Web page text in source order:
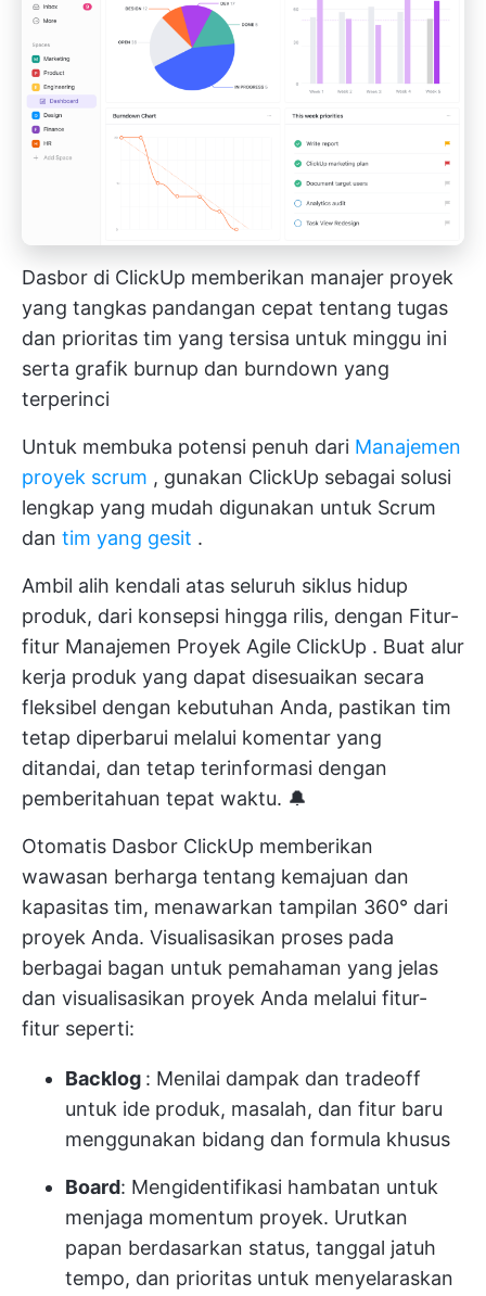
Dasbor di ClickUp memberikan manajer proyek
yang tangkas pandangan cepat tentang tugas
dan prioritas tim yang tersisa untuk minggu ini
serta grafik burnup dan burndown yang
terperinci
Untuk membuka potensi penuh dari Manajemen
proyek scrum , gunakan ClickUp sebagai solusi
lengkap yang mudah digunakan untuk Scrum
dan tim yang gesit .
Ambil alih kendali atas seluruh siklus hidup
produk, dari konsepsi hingga rilis, dengan Fitur-
fitur Manajemen Proyek Agile ClickUp . Buat alur
kerja produk yang dapat disesuaikan secara
fleksibel dengan kebutuhan Anda, pastikan tim
tetap diperbarui melalui komentar yang
ditandai, dan tetap terinformasi dengan
pemberitahuan tepat waktu. 🔔
Otomatis Dasbor ClickUp memberikan
wawasan berharga tentang kemajuan dan
kapasitas tim, menawarkan tampilan 360° dari
proyek Anda. Visualisasikan proses pada
berbagai bagan untuk pemahaman yang jelas
dan visualisasikan proyek Anda melalui fitur-
fitur seperti:
Backlog : Menilai dampak dan tradeoff
untuk ide produk, masalah, dan fitur baru
menggunakan bidang dan formula khusus
Board: Mengidentifikasi hambatan untuk
menjaga momentum proyek. Urutkan
papan berdasarkan status, tanggal jatuh
tempo, dan prioritas untuk menyelaraskan